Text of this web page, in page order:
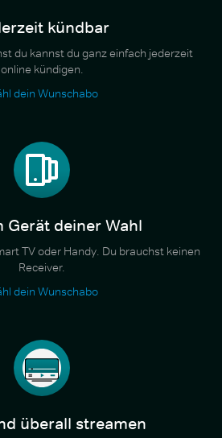
kündbar
du kannst du ganz einfach jederzeit
online kündigen.
dein Wunschabo
Gerät deiner Wahl
TV oder Handy. Du brauchst keinen
Receiver.
dein Wunschabo
überall streamen